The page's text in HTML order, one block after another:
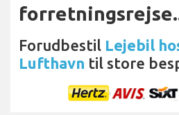
Forudbestil Lejebil
Lufthavn til store